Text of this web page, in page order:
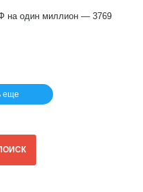
на один миллион — 3769
на миллион — 5756 чел.
еще